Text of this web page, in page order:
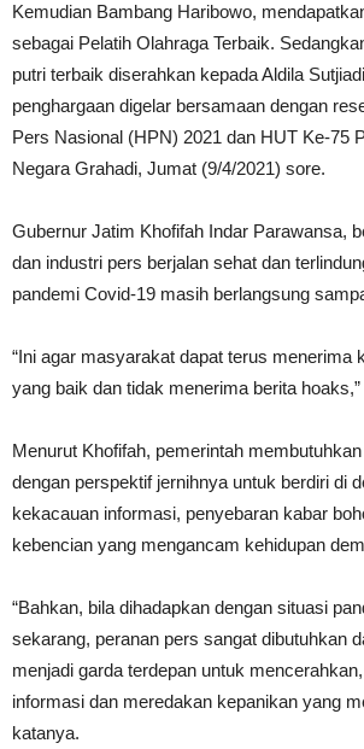
Kemudian Bambang Haribowo,
sebagai Pelatih Olahraga Terbaik.
putri terbaik diserahkan kepada Aldila
penghargaan digelar bersamaan dengan
Pers Nasional (HPN) 2021 dan HUT Ke-75
Negara Grahadi, Jumat (9/4/2021) sore.
Gubernur Jatim Khofifah Indar Parawansa,
dan industri pers berjalan sehat dan
pandemi Covid-19 masih berlangsung
“Ini agar masyarakat dapat terus menerima
yang baik dan tidak menerima berita
Menurut Khofifah, pemerintah
dengan perspektif jernihnya untuk berdiri di
kekacauan informasi, penyebaran kabar
kebencian yang mengancam kehidupan
“Bahkan, bila dihadapkan dengan situasi
sekarang, peranan pers sangat dibutuhkan
menjadi garda terdepan untuk
informasi dan meredakan kepanikan yang
katanya.